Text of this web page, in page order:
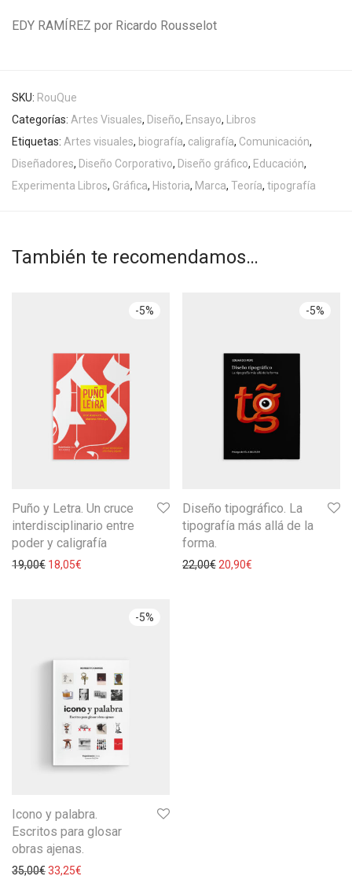
EDY RAMÍREZ por Ricardo Rousselot
SKU: RouQue
Categorías: Artes Visuales, Diseño, Ensayo, Libros
Etiquetas: Artes visuales, biografía, caligrafía, Comunicación,
Diseñadores, Diseño Corporativo, Diseño gráfico, Educación,
Experimenta Libros, Gráfica, Historia, Marca, Teoría, tipografía
También te recomendamos…
-5%
Puño y Letra. Un cruce
interdisciplinario entre
poder y caligrafía
19,00€ 18,05€
-5%
Diseño tipográfico. La
tipografía más allá de la
forma.
22,00€ 20,90€
-5%
Icono y palabra.
Escritos para glosar
obras ajenas.
35,00€33,25€